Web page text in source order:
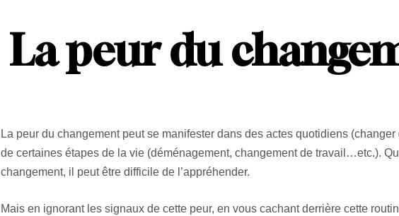
La peur du
La peur du changement peut se manifester dans des actes quotidiens
de certaines étapes de la vie (déménagement, changement de travail…etc.).
changement, il peut être difficile de l’appréhender.
Mais en ignorant les signaux de cette peur, en vous cachant derrière cette